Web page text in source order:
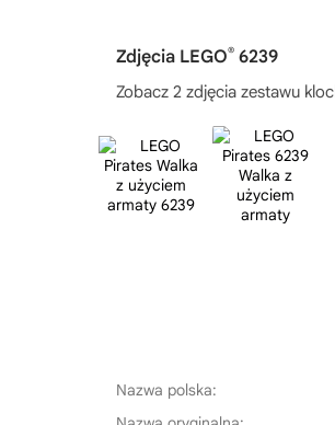
Zdjęcia LEGO® 6239
Zobacz 2 zdjęcia zestawu
Nazwa polska: